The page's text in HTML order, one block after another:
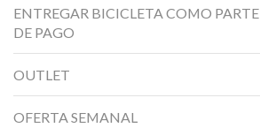
ENTREGAR BICICLETA COMO PARTE
DE PAGO
OUTLET
OFERTA SEMANAL